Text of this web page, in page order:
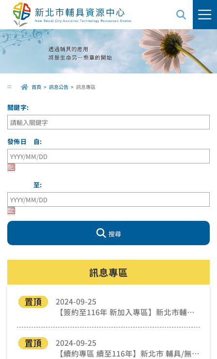
要
內
容
::: 首頁 訊息公告 訊息專區
關鍵字:
發佈日 自:
至:
搜尋
訊息專區
2024-09-25
【簽約至116年 新加入專區】新北市輔具購置/租賃 特約廠商 線上申請
2024-09-25
【續約專區 續至116年】新北市 輔具/無障礙 特約廠商